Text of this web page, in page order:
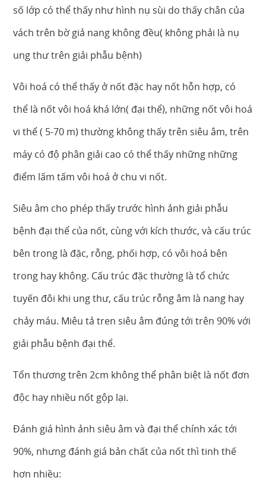
số lớp có thể thấy như hình nụ sùi do thấy chân của
vách trên bờ giả nang không đều( không phải là nụ
ung thư trên giải phẫu bệnh)
Vôi hoá có thể thấy ở nốt đặc hay nốt hỗn hợp, có
thể là nốt vôi hoá khá lớn( đại thể), những nốt vôi hoá
vi thể ( 5-70 m) thường không thấy trên siêu âm, trên
máy có độ phân giải cao có thể thấy những những
điểm lấm tấm vôi hoá ở chu vi nốt.
Siêu âm cho phép thấy trước hình ảnh giải phẫu
bệnh đại thể của nốt, cùng với kích thước, và cấu trúc
bên trong là đặc, rỗng, phối hợp, có vôi hoá bên
trong hay không. Cấu trúc đặc thường là tổ chức
tuyến đôi khi ung thư, cấu trúc rỗng âm là nang hay
chảy máu. Miêu tả tren siêu âm đúng tới trên 90% với
giải phẫu bệnh đại thể.
Tổn thương trên 2cm không thể phân biệt là nốt đơn
độc hay nhiều nốt gộp lại.
Đánh giá hình ảnh siêu âm và đại thể chính xác tới
90%, nhưng đánh giá bản chất của nốt thì tinh thế
hơn nhiều: